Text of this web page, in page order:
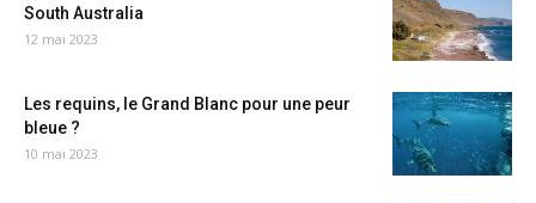
South Australia
12 mai 2023
Les requins, le Grand Blanc pour une peur
bleue ?
10 mai 2023